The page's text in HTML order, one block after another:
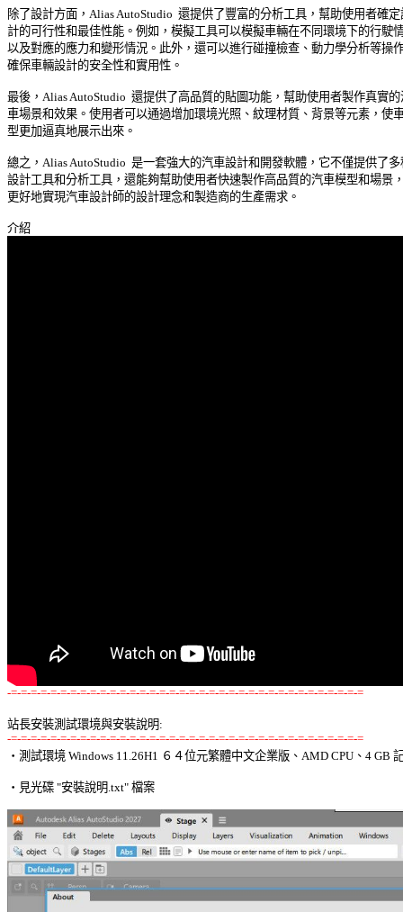
除了設計方面，Alias AutoStudio  還提供了豐富的分析工具，幫助使用者確
計的可行性和最佳性能。例如，模擬工具可以模擬車輛在不同環境下的行駛
以及對應的應力和變形情況。此外，還可以進行碰撞檢查、動力學分析等操
確保車輛設計的安全性和實用性。
最後，Alias AutoStudio  還提供了高品質的貼圖功能，幫助使用者製作真實
車場景和效果。使用者可以通過增加環境光照、紋理材質、背景等元素，使
型更加逼真地展示出來。
總之，Alias AutoStudio  是一套強大的汽車設計和開發軟體，它不僅提供了
設計工具和分析工具，還能夠幫助使用者快速製作高品質的汽車模型和場景
更好地實現汽車設計師的設計理念和製造商的生產需求。
-=-=-=-=-=-=-=-=-=-=-=-=-=-=-=-=-=-=-=-=-=-=-=-=-=-=-=-=-=-=-=-=-=-=-=-=
站長安裝測試環境與安裝說明:
-=-=-=-=-=-=-=-=-=-=-=-=-=-=-=-=-=-=-=-=-=-=-=-=-=-=-=-=-=-=-=-=-=-=-=-=
‧測試環境 Windows 11.26H1 ６４位元繁體中文企業版、AMD CPU、4 GB
‧見光碟 "安裝說明.txt" 檔案